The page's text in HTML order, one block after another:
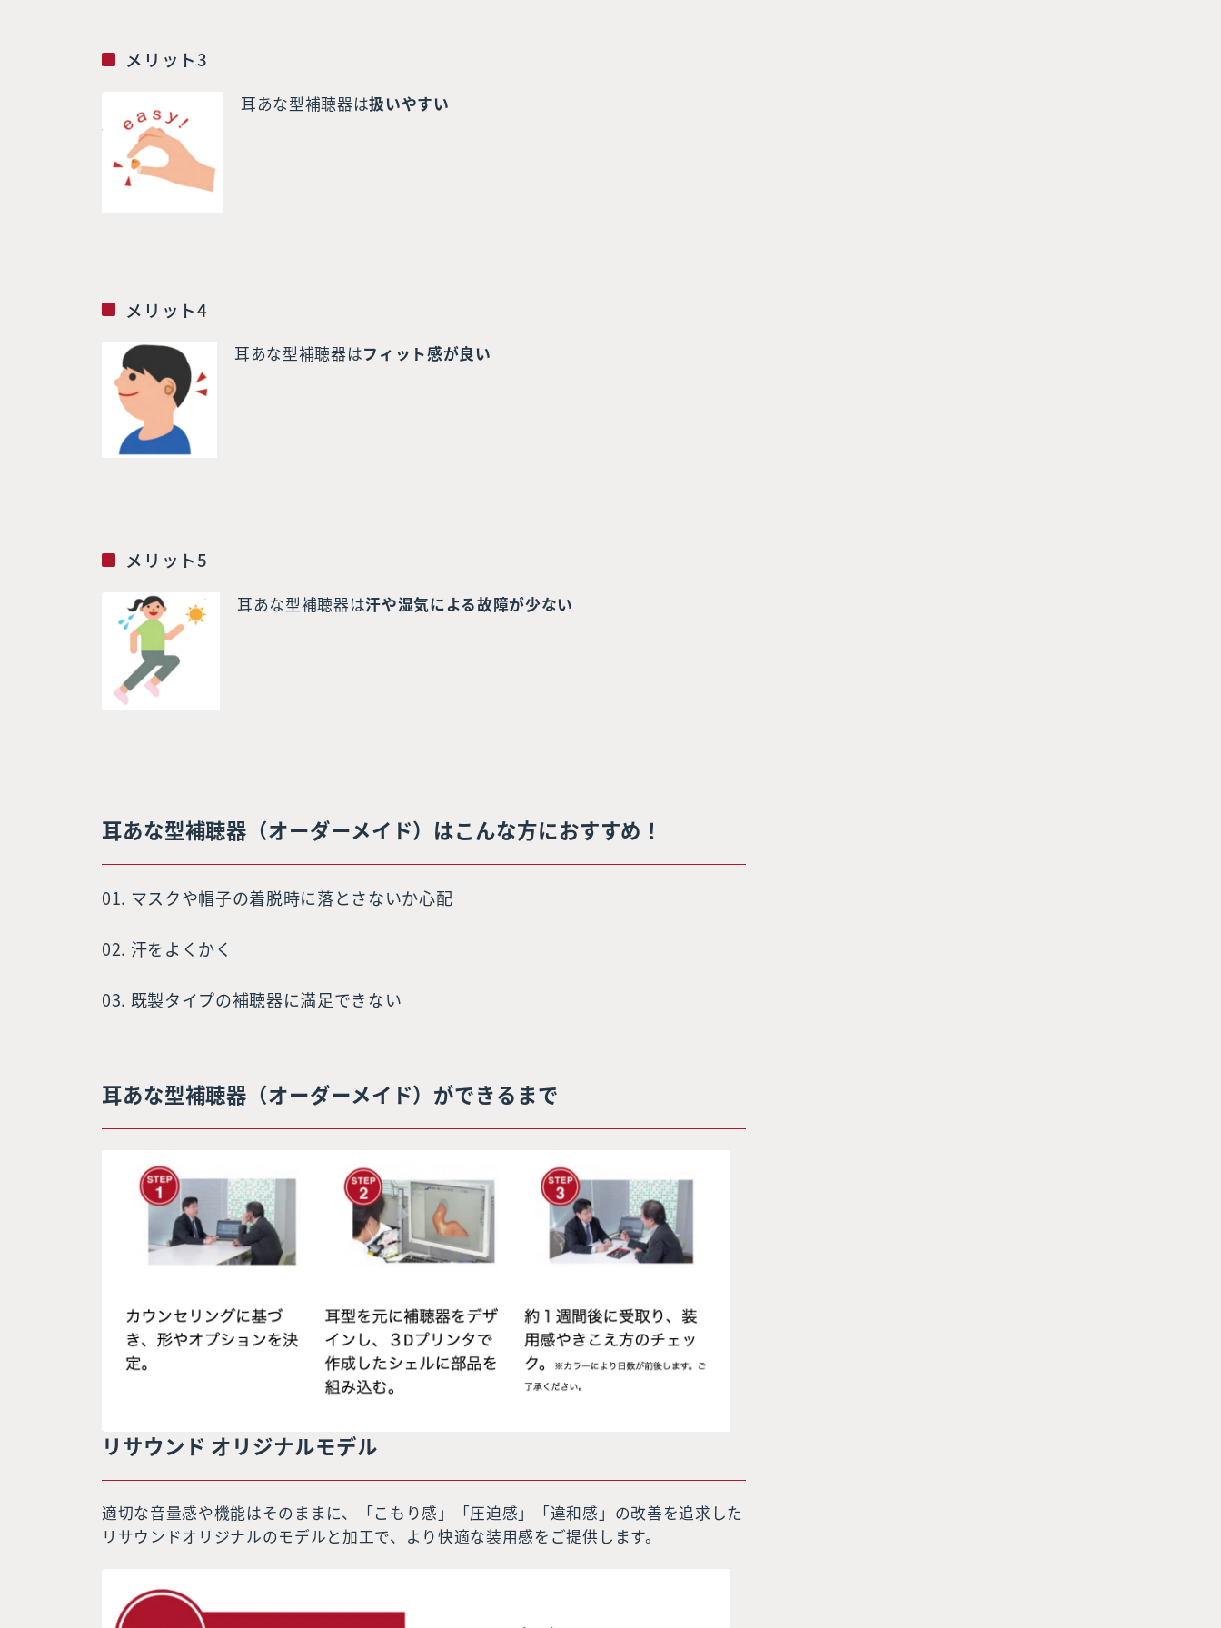
メリット3
耳あな型補聴器は扱いやすい
メリット4
耳あな型補聴器はフィット感が良い
メリット5
耳あな型補聴器は汗や湿気による故障が少ない
耳あな型補聴器（オーダーメイド）はこんな方におすすめ！
01. マスクや帽子の着脱時に落とさないか心配
02. 汗をよくかく
03. 既製タイプの補聴器に満足できない
耳あな型補聴器（オーダーメイド）ができるまで
リサウンド オリジナルモデル
適切な音量感や機能はそのままに、「こもり感」「圧迫感」「違和感」の改善を追求した
リサウンドオリジナルのモデルと加工で、より快適な装用感をご提供します。